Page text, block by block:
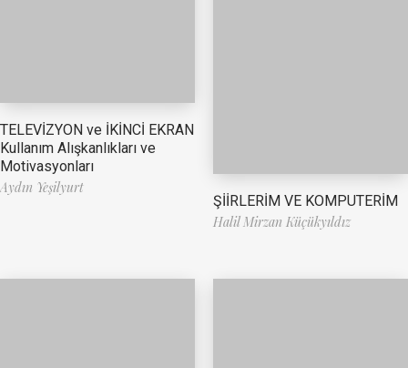
TELEVİZYON ve İKİNCİ EKRAN
Kullanım Alışkanlıkları ve
Motivasyonları
Aydın Yeşilyurt
ŞİİRLERİM VE KOMPUTERİM
Halil Mirzan Küçükyıldız